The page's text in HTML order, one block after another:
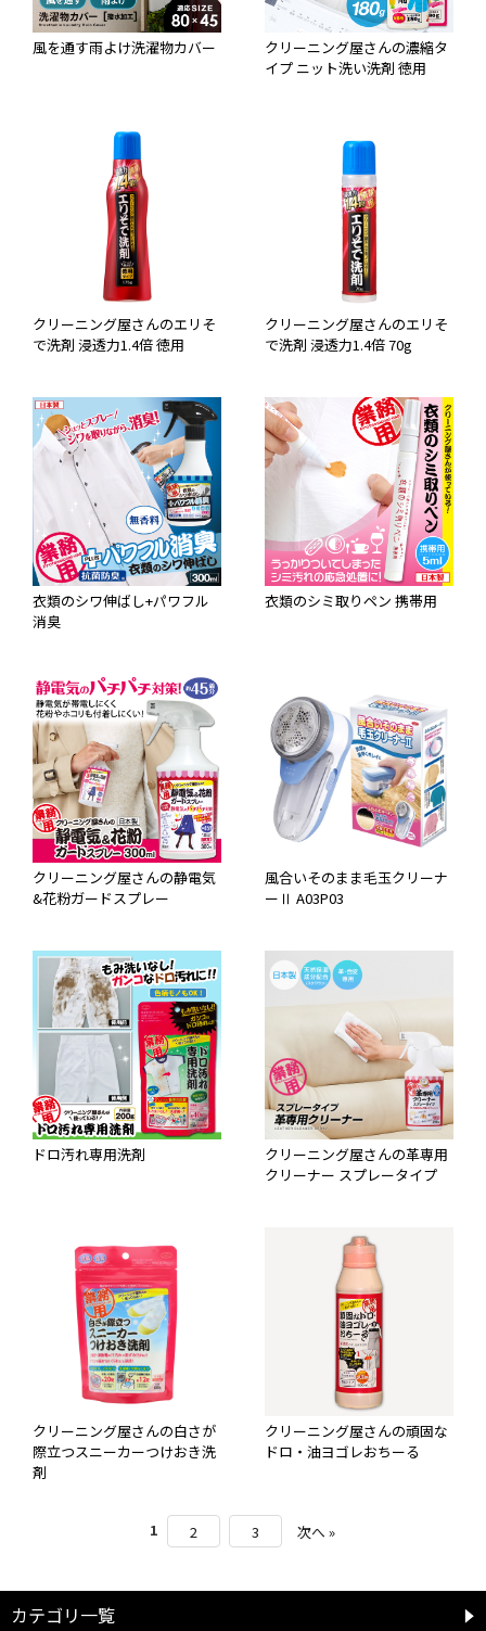
風を通す雨よけ洗濯物カバー
クリーニング屋さんの濃縮タ
イプ ニット洗い洗剤 徳用
クリーニング屋さんのエリそ
で洗剤 浸透力1.4倍 徳用
クリーニング屋さんのエリそ
で洗剤 浸透力1.4倍 70g
衣類のシワ伸ばし+パワフル
消臭
衣類のシミ取りペン 携帯用
クリーニング屋さんの静電気
&花粉ガードスプレー
風合いそのまま毛玉クリーナ
ーⅡ A03P03
ドロ汚れ専用洗剤
クリーニング屋さんの革専用
クリーナー スプレータイプ
クリーニング屋さんの白さが
際立つスニーカーつけおき洗
剤
クリーニング屋さんの頑固な
ドロ・油ヨゴレおちーる
1 2 3 次へ »
カテゴリ一覧